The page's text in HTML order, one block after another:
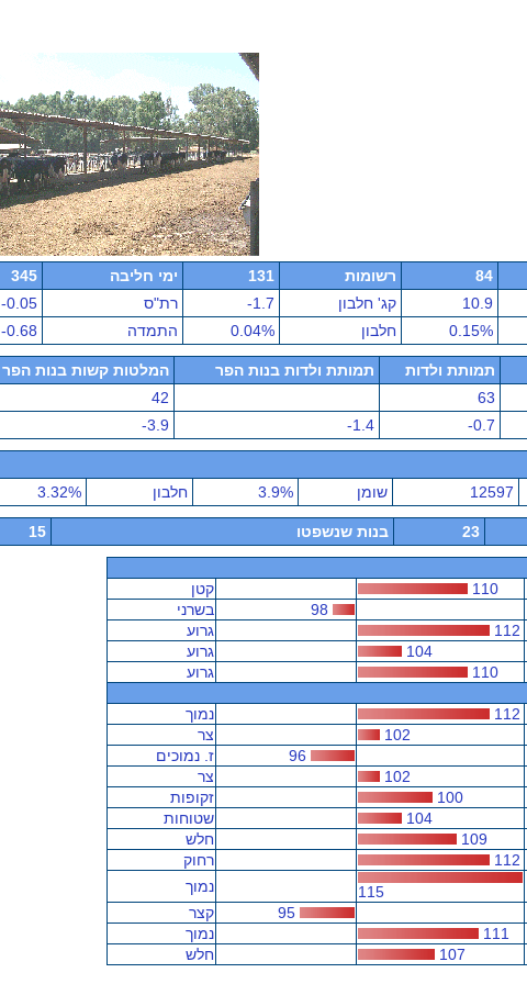
84 רשומות 131 ימי חליבה
345
10.9 קג' חלבון -1.7 רת"ס
-0.05
0.15% חלבון 0.04% התמדה -0.68
תמותת ולדות תמותת ולדות בנות הפר
המלטות קשות בנות הפר
63
42
-0.7
-1.4
-3.9
12597 שומן 3.9% חלבון 3.32%
23 בנות שנשפטו 15
110
קטן
בשרני
112
גרוע
104
גרוע
110
גרוע
112
נמוך
102
צר
ז. נמוכים
102
צר
100
זקופות
104
שטוחות
109
חלש
112
רחוק
115
נמוך
קצר
111
נמוך
107 חלש